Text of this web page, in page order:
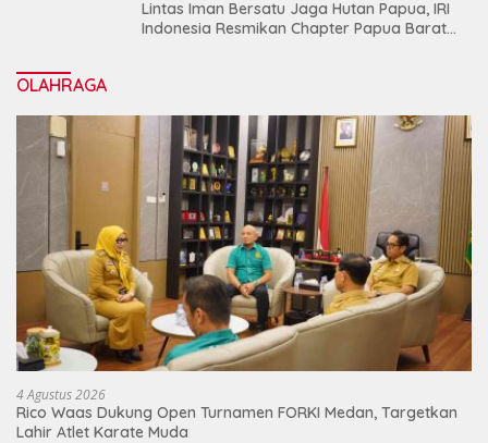
Lintas Iman Bersatu Jaga Hutan Papua, IRI
Indonesia Resmikan Chapter Papua Barat
OLAHRAGA
4 Agustus 2026
Rico Waas Dukung Open Turnamen FORKI Medan, Targetkan
Lahir Atlet Karate Muda